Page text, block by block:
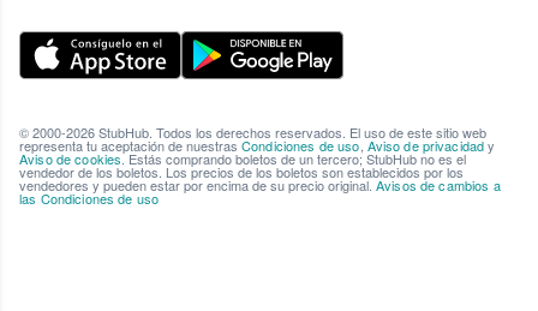
© 2000-2026 StubHub. Todos los derechos reservados. El uso de este sitio web
representa tu aceptación de nuestras Condiciones de uso Aviso de privacidady
Aviso de cookies. Estás comprando boletos de un tercero; StubHub no es el
vendedor de los boletos. Los precios de los boletos son establecidos por los
vendedores y pueden estar por encima de su precio original. Avisos de cambios a
las Condiciones de uso